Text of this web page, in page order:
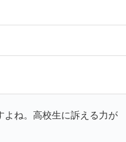
よね。高校生に訴える力が